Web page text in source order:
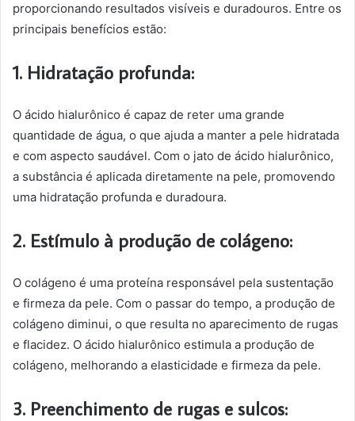
proporcionando resultados visíveis e duradouros. Entre os
principais benefícios estão:
1. Hidratação profunda:
O ácido hialurônico é capaz de reter uma grande
quantidade de água, o que ajuda a manter a pele hidratada
e com aspecto saudável. Com o jato de ácido hialurônico,
a substância é aplicada diretamente na pele, promovendo
uma hidratação profunda e duradoura.
2. Estímulo à produção de colágeno:
O colágeno é uma proteína responsável pela sustentação
e firmeza da pele. Com o passar do tempo, a produção de
colágeno diminui, o que resulta no aparecimento de rugas
e flacidez. O ácido hialurônico estimula a produção de
colágeno, melhorando a elasticidade e firmeza da pele.
3. Preenchimento de rugas e sulcos: